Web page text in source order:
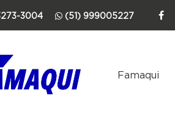
3004 (51) 999005227
Famaqui